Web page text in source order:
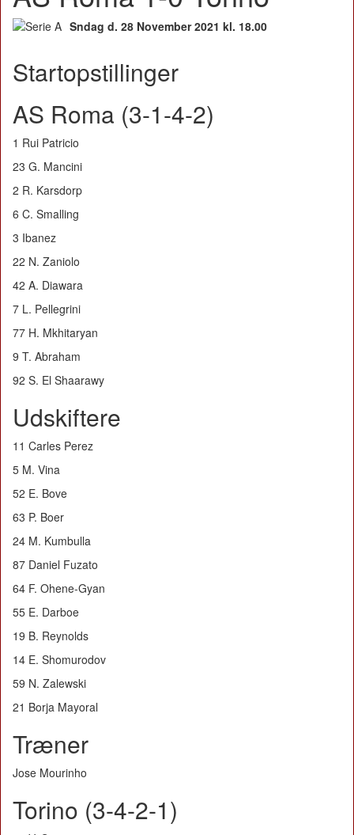
Sndag d. 28 November 2021 kl. 18.00
Startopstillinger
AS Roma (3-1-4-2)
1 Rui Patricio
23 G. Mancini
2 R. Karsdorp
6 C. Smalling
3 Ibanez
22 N. Zaniolo
42 A. Diawara
7 L. Pellegrini
77 H. Mkhitaryan
9 T. Abraham
92 S. El Shaarawy
Udskiftere
11 Carles Perez
5 M. Vina
52 E. Bove
63 P. Boer
24 M. Kumbulla
87 Daniel Fuzato
64 F. Ohene-Gyan
55 E. Darboe
19 B. Reynolds
14 E. Shomurodov
59 N. Zalewski
21 Borja Mayoral
Træner
Jose Mourinho
Torino (3-4-2-1)